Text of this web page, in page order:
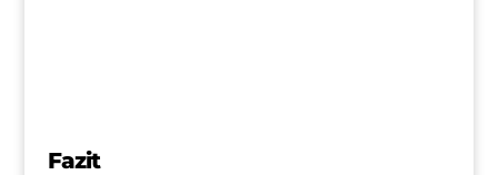
Fazit